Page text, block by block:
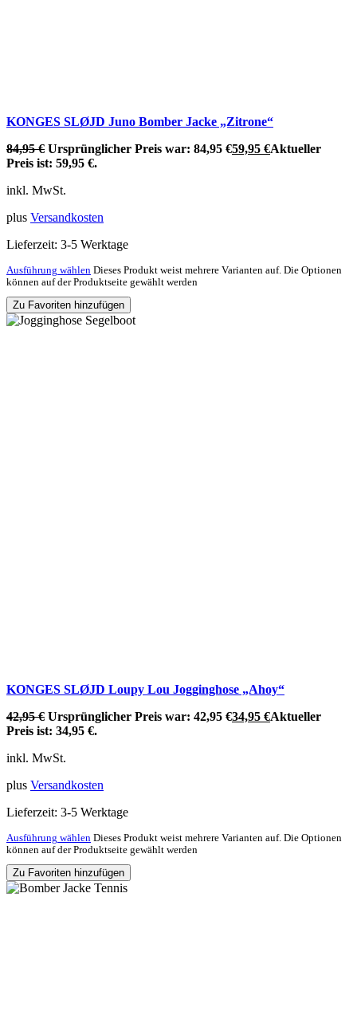
KONGES SLØJD Juno Bomber Jacke „Zitrone“
84,95€ Ursprünglicher Preis war: 84,95 €59,95 €Aktueller
Preis ist: 59,95 €.
inkl. MwSt.
plus Versandkosten
Lieferzeit: 3-5 Werktage
Ausführung wählen Dieses Produkt weist mehrere Varianten auf. Die Optionen
können auf der Produktseite gewählt werden
Zu Favoriten hinzufügen
KONGES SLØJD Loupy Lou Jogginghose „Ahoy“
42,95€ Ursprünglicher Preis war: 42,95 €34,95 €Aktueller
Preis ist: 34,95 €.
inkl. MwSt.
plus Versandkosten
Lieferzeit: 3-5 Werktage
Ausführung wählen Dieses Produkt weist mehrere Varianten auf. Die Optionen
können auf der Produktseite gewählt werden
Zu Favoriten hinzufügen